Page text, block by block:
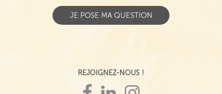
REJOIGNEZ-NOUS !